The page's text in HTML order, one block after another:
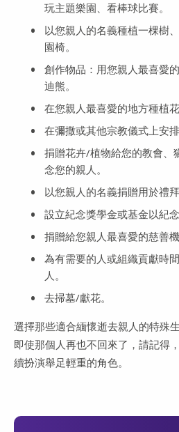
玩主題樂園、看棒球比賽。
以您親人的名義種植一棵樹
園椅。
創作物品：用您親人最喜愛
迪熊。
在您親人最喜愛的地方種植
在彌撒或其他宗教儀式上安
捐贈花卉/植物給您的教會、
念您的親人。
以您親人的名義捐贈用於禮
設立紀念獎學金或基金以紀念
捐贈給您親人最喜愛的慈善機
為有需要的人或組織貢獻時
人。
去掃墓/獻花。
選擇那些適合緬懷逝去親人的特殊
即使那個人再也不回來了，請記得
續扮演舉足輕重的角色。